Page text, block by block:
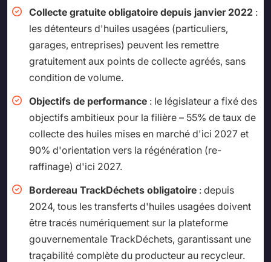
Collecte gratuite obligatoire depuis janvier 2022 :
les détenteurs d'huiles usagées (particuliers,
garages, entreprises) peuvent les remettre
gratuitement aux points de collecte agréés, sans
condition de volume.
Objectifs de performance : le législateur a fixé des
objectifs ambitieux pour la filière – 55% de taux de
collecte des huiles mises en marché d'ici 2027 et
90% d'orientation vers la régénération (re-
raffinage) d'ici 2027.
Bordereau TrackDéchets obligatoire : depuis
2024, tous les transferts d'huiles usagées doivent
être tracés numériquement sur la plateforme
gouvernementale TrackDéchets, garantissant une
traçabilité complète du producteur au recycleur.